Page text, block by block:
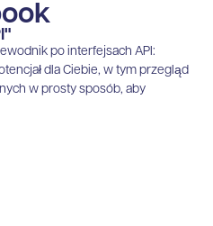
po interfejsach API:
dla Ciebie, w tym przegląd
w prosty sposób, aby